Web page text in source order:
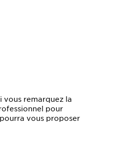
vous remarquez la
pour
vous proposer